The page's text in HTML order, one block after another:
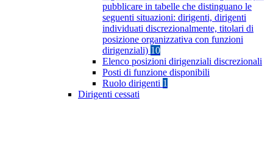
pubblicare in tabelle che distinguano le
seguenti situazioni: dirigenti, dirigenti
individuati discrezionalmente, titolari di
posizione organizzativa con funzioni
dirigenziali) 10
Elenco posizioni dirigenziali discrezionali
Posti di funzione disponibili
Ruolo dirigenti 1
Dirigenti cessati